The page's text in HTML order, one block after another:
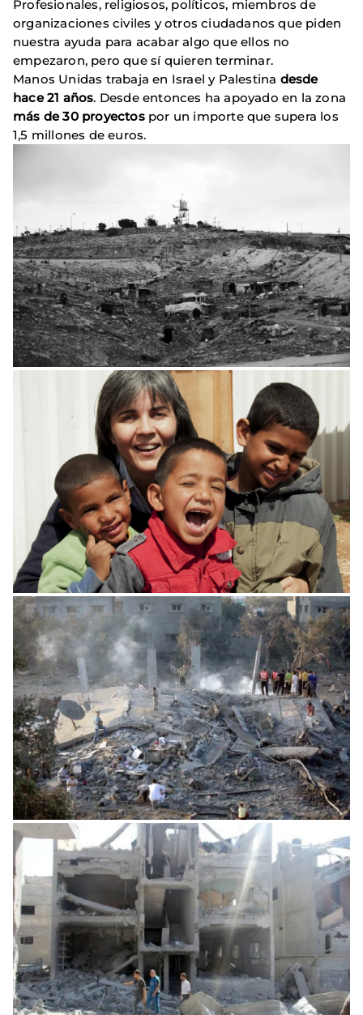
Profesionales, religiosos, políticos, miembros de
organizaciones civiles y otros ciudadanos que piden
nuestra ayuda para acabar algo que ellos no
empezaron, pero que sí quieren terminar.
Manos Unidas trabaja en Israel y Palestina desde
hace 21 años. Desde entonces ha apoyado en la zona
más de 30 proyectospor un importe que supera los
1,5 millones de euros.